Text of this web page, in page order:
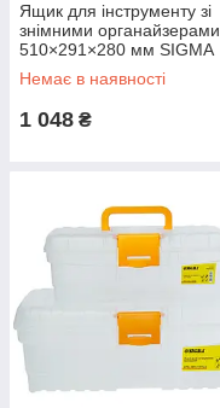
Ящик для інструменту зі
знімними органайзерами
510×291×280 мм SIGMA
(7403951)
Немає в наявності
1 048 ₴